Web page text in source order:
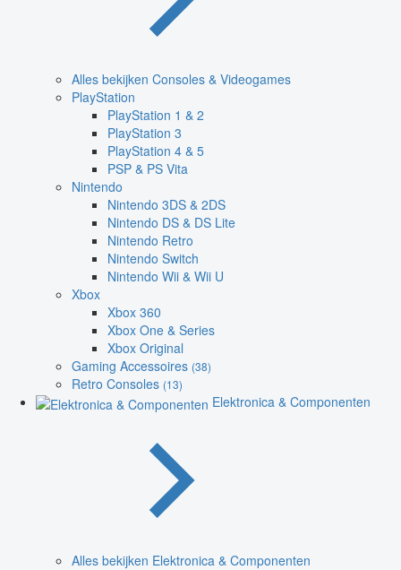
Alles bekijken Consoles & Videogames
PlayStation
PlayStation 1 & 2
PlayStation 3
PlayStation 4 & 5
PSP & PS Vita
Nintendo
Nintendo 3DS & 2DS
Nintendo DS & DS Lite
Nintendo Retro
Nintendo Switch
Nintendo Wii & Wii U
Xbox
Xbox 360
Xbox One & Series
Xbox Original
Gaming Accessoires (38)
Retro Consoles (13)
Elektronica & Componenten
Alles bekijken Elektronica & Componenten